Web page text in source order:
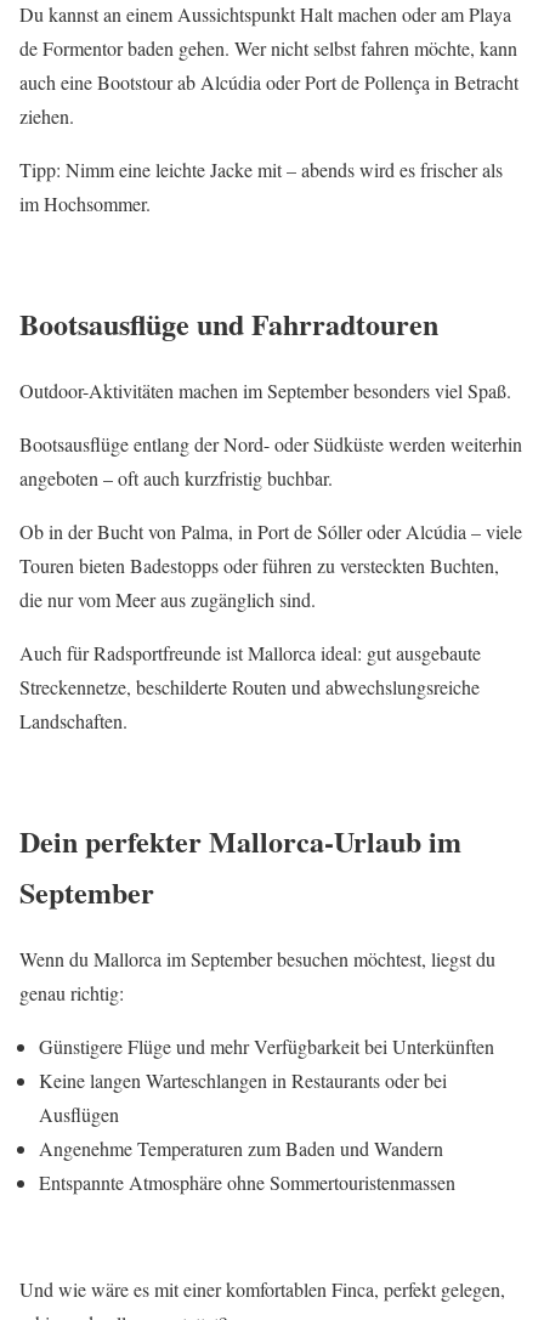
Du kannst an einem Aussichtspunkt Halt machen oder am Playa
de Formentor baden gehen. Wer nicht selbst fahren möchte, kann
auch eine Bootstour ab Alcúdia oder Port de Pollença in Betracht
ziehen.
Tipp: Nimm eine leichte Jacke mit – abends wird es frischer als
im Hochsommer.
Bootsausflüge und Fahrradtouren
Outdoor-Aktivitäten machen im September besonders viel Spaß.
Bootsausflüge entlang der Nord- oder Südküste werden weiterhin
angeboten – oft auch kurzfristig buchbar.
Ob in der Bucht von Palma, in Port de Sóller oder Alcúdia – viele
Touren bieten Badestopps oder führen zu versteckten Buchten,
die nur vom Meer aus zugänglich sind.
Auch für Radsportfreunde ist Mallorca ideal: gut ausgebaute
Streckennetze, beschilderte Routen und abwechslungsreiche
Landschaften.
Dein perfekter Mallorca-Urlaub im
September
Wenn du Mallorca im September besuchen möchtest, liegst du
genau richtig:
Günstigere Flüge und mehr Verfügbarkeit bei Unterkünften
Keine langen Warteschlangen in Restaurants oder bei
Ausflügen
Angenehme Temperaturen zum Baden und Wandern
Entspannte Atmosphäre ohne Sommertouristenmassen
Und wie wäre es mit einer komfortablen Finca, perfekt gelegen,